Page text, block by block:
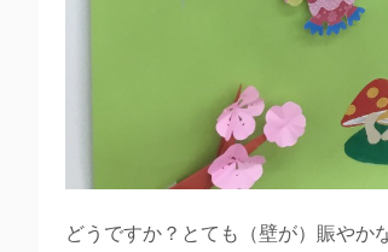
どうですか？とても（壁が）賑やか